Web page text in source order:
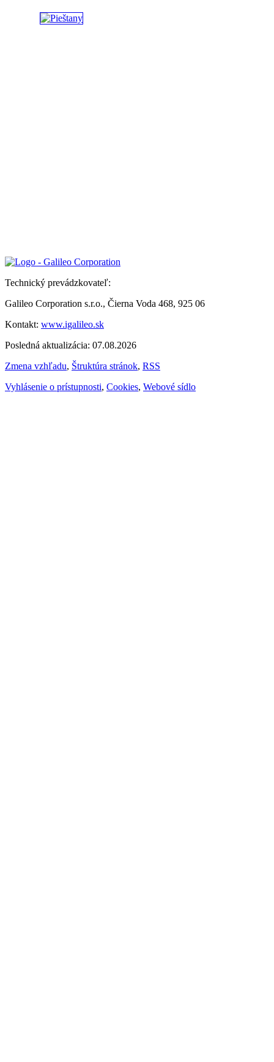
Technický prevádzkovateľ:
Galileo Corporation s.r.o., Čierna Voda 468, 925 06
Kontakt: www.igalileo.sk
Posledná aktualizácia: 07.08.2026
Zmena vzhľadu, Štruktúra stránok, RSS
Vyhlásenie o prístupnosti, Cookies, Webové sídlo